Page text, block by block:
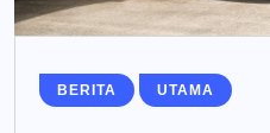
BERITA UTAMA